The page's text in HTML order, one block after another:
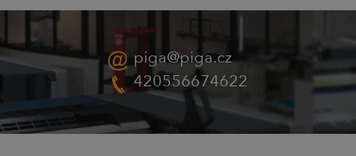
piga@piga.cz
420556674622